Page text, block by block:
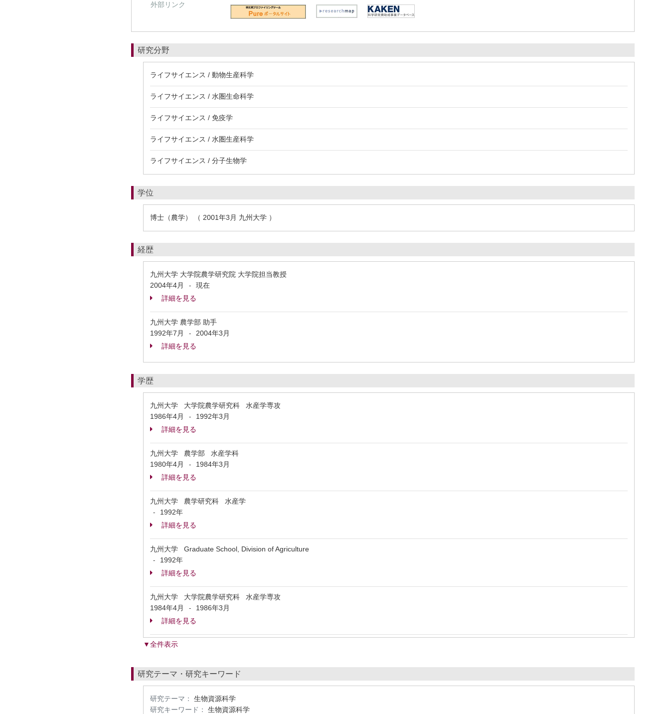
外部リンク
研究分野
ライフサイエンス / 動物生産科学
ライフサイエンス / 水圏生命科学
ライフサイエンス / 免疫学
ライフサイエンス / 水圏生産科学
ライフサイエンス / 分子生物学
学位
博士（農学） （ 2001年3月 九州大学 ）
経歴
九州大学 大学院農学研究院 大学院担当教授
2004年4月
-
現在
詳細を見る
九州大学 農学部 助手
1992年7月
-
2004年3月
詳細を見る
学歴
九州大学 大学院農学研究科 水産学専攻
1986年4月
-
1992年3月
詳細を見る
九州大学 農学部 水産学科
1980年4月
-
1984年3月
詳細を見る
九州大学 農学研究科 水産学
-
1992年
詳細を見る
九州大学 Graduate School, Division of Agriculture
-
1992年
詳細を見る
九州大学 大学院農学研究科 水産学専攻
1984年4月
-
1986年3月
詳細を見る
▼全件表示
研究テーマ・研究キーワード
研究テーマ：
生物資源科学
研究キーワード：
生物資源科学